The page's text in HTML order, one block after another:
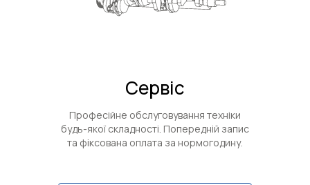
Сервіс
Професійне обслуговування техніки
будь-якої складності. Попередній запис
та фіксована оплата за нормогодину.